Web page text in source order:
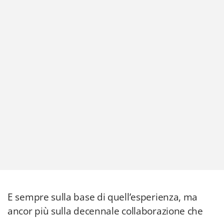
E sempre sulla base di quell’esperienza, ma
ancor più sulla decennale collaborazione che